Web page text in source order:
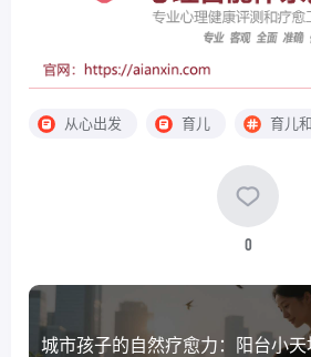
从心出发 育儿 育儿
0
城市孩子的自然疗愈力：阳台小